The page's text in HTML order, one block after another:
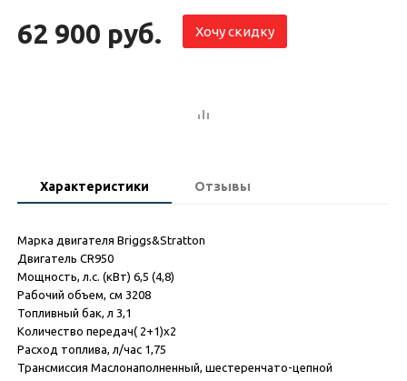
62 900 руб. Хочу скидку
Характеристики Отзывы
Марка двигателя Briggs&Stratton
Двигатель CR950
Мощность, л.с. (кВт) 6,5 (4,8)
Рабочий объем, см 3208
Топливный бак, л 3,1
Количество передач( 2+1)x2
Расход топлива, л/час 1,75
Трансмиссия Маслонаполненный, шестеренчато-цепной